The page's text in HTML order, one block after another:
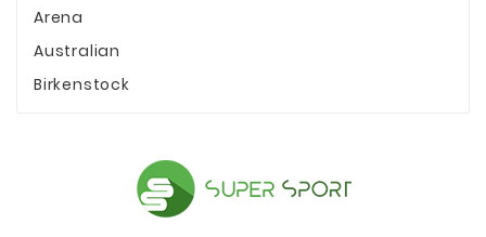
Arena
Australian
Birkenstock